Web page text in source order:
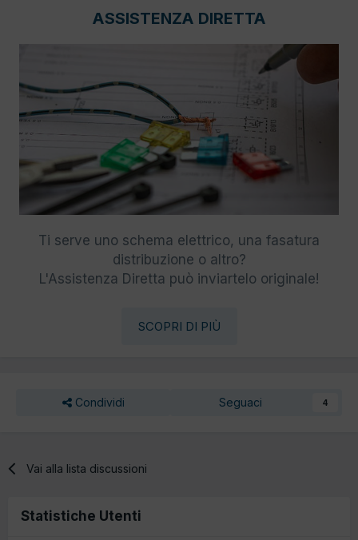
ASSISTENZA DIRETTA
Ti serve uno schema elettrico, una fasatura
distribuzione o altro?
L'Assistenza Diretta può inviartelo originale!
SCOPRI DI PIÙ
Condividi Seguaci 4
Vai alla lista discussioni
Statistiche Utenti